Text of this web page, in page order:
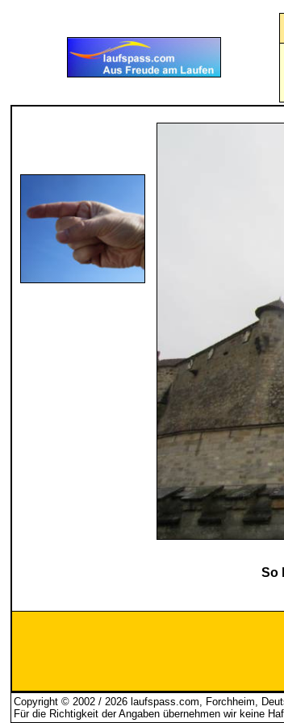
So
Copyright © 2002 / 2026 laufspass.com, Forchheim,
Für die Richtigkeit der Angaben übernehmen wir keine